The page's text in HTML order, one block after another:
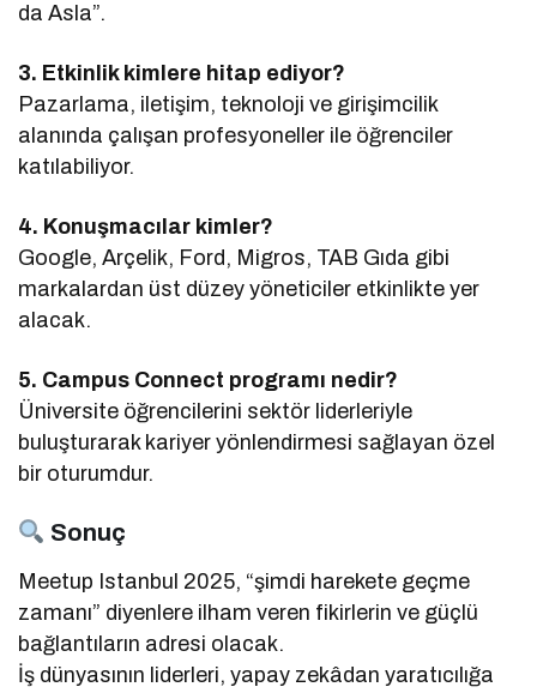
da Asla”.
3. Etkinlik kimlere hitap ediyor?
Pazarlama, iletişim, teknoloji ve girişimcilik
alanında çalışan profesyoneller ile öğrenciler
katılabiliyor.
4. Konuşmacılar kimler?
Google, Arçelik, Ford, Migros, TAB Gıda gibi
markalardan üst düzey yöneticiler etkinlikte yer
alacak.
5. Campus Connect programı nedir?
Üniversite öğrencilerini sektör liderleriyle
buluşturarak kariyer yönlendirmesi sağlayan özel
bir oturumdur.
Sonuç
Meetup Istanbul 2025, “şimdi harekete geçme
zamanı” diyenlere ilham veren fikirlerin ve güçlü
bağlantıların adresi olacak.
İş dünyasının liderleri, yapay zekâdan yaratıcılığa